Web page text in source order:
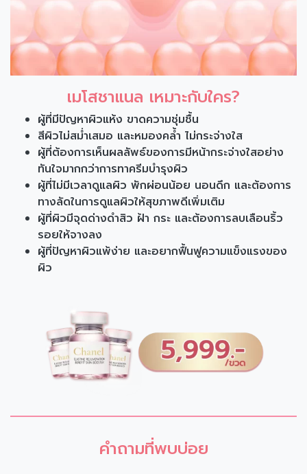
เมโสชาแนล เหมาะกับใคร?
ผู้ที่มีปัญหาผิวแห้ง ขาดความชุ่มชื้น
สีผิวไม่สม่ำเสมอ และหมองคล้ำ ไม่กระจ่างใส
ผู้ที่ต้องการเห็นผลลัพธ์ของการมีหน้ากระจ่างใสอย่าง
ทันใจมากกว่าการทาครีมบำรุงผิว
ผู้ที่ไม่มีเวลาดูแลผิว พักผ่อนน้อย นอนดึก และต้องการ
ทางลัดในการดูแลผิวให้สุขภาพดีเพิ่มเติม
ผู้ที่ผิวมีจุดด่างดำสิว ฝ้า กระ และต้องการลบเลือนริ้ว
รอยให้จางลง
ผู้ที่ปัญหาผิวแพ้ง่าย และอยากฟื้นฟูความแข็งแรงของ
ผิว
คำถามที่พบบ่อย